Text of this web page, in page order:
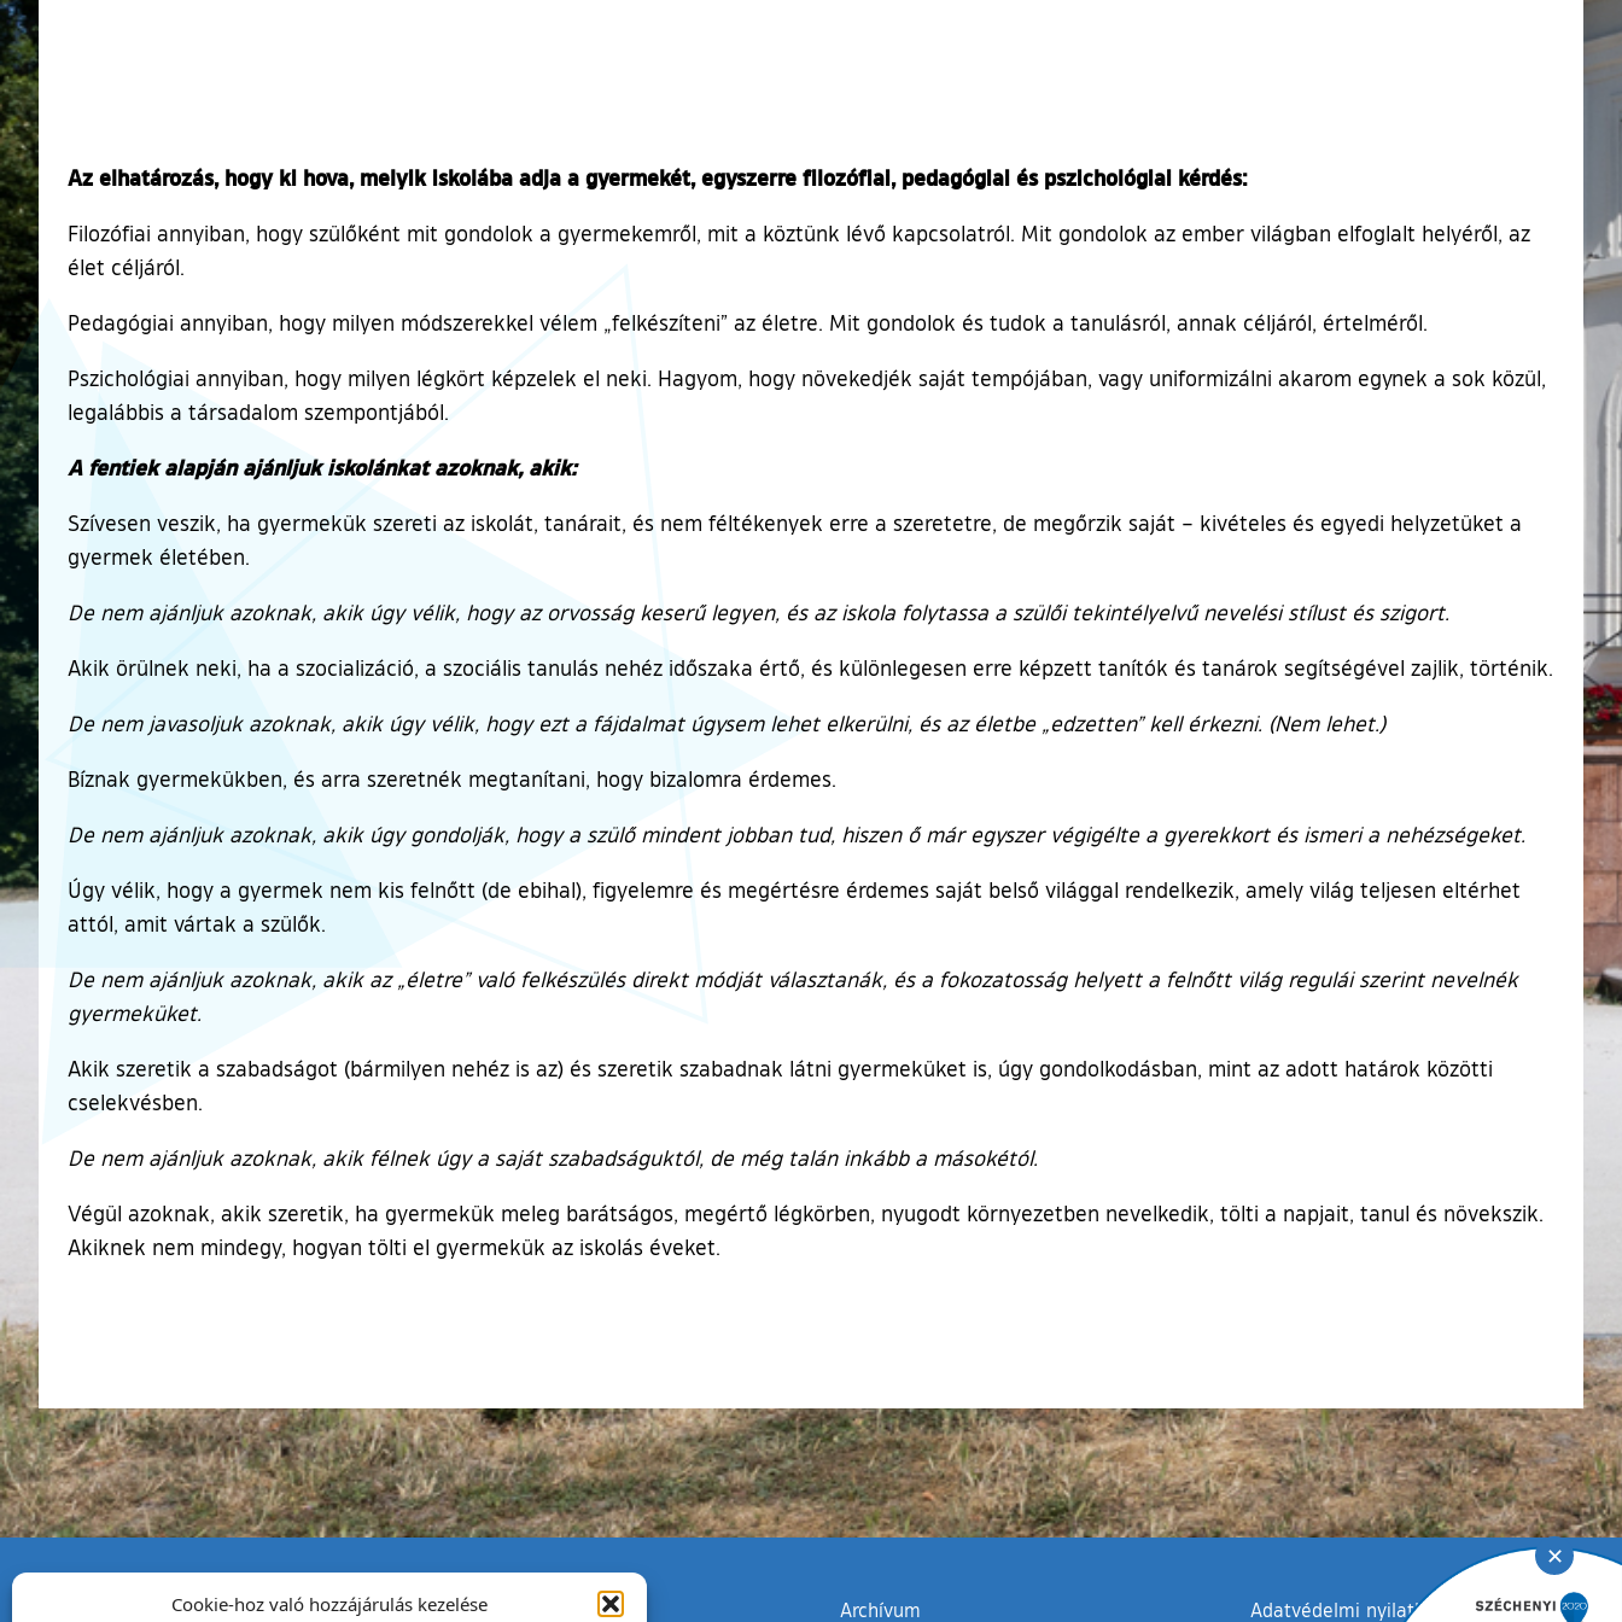
Cookie-hoz való hozzájárulás kezelése
Az elhatározás, hogy ki hova, melyik iskolába adja a gyermekét, egyszerre filozófiai, pedagógiai és pszichológiai kérdés:
Filozófiai annyiban, hogy szülőként mit gondolok a gyermekemről, mit a köztünk lévő kapcsolatról. Mit gondolok az ember világban elfoglalt helyéről, az
élet céljáról.
Pedagógiai annyiban, hogy milyen módszerekkel vélem „felkészíteni” az életre. Mit gondolok és tudok a tanulásról, annak céljáról, értelméről.
Pszichológiai annyiban, hogy milyen légkört képzelek el neki. Hagyom, hogy növekedjék saját tempójában, vagy uniformizálni akarom egynek a sok közül,
legalábbis a társadalom szempontjából.
A fentiek alapján ajánljuk iskolánkat azoknak, akik:
Szívesen veszik, ha gyermekük szereti az iskolát, tanárait, és nem féltékenyek erre a szeretetre, de megőrzik saját – kivételes és egyedi helyzetüket a
gyermek életében.
De nem ajánljuk azoknak, akik úgy vélik, hogy az orvosság keserű legyen, és az iskola folytassa a szülői tekintélyelvű nevelési stílust és szigort.
Akik örülnek neki, ha a szocializáció, a szociális tanulás nehéz időszaka értő, és különlegesen erre képzett tanítók és tanárok segítségével zajlik, történik.
De nem javasoljuk azoknak, akik úgy vélik, hogy ezt a fájdalmat úgysem lehet elkerülni, és az életbe „edzetten” kell érkezni. (Nem lehet.)
Bíznak gyermekükben, és arra szeretnék megtanítani, hogy bizalomra érdemes.
De nem ajánljuk azoknak, akik úgy gondolják, hogy a szülő mindent jobban tud, hiszen ő már egyszer végigélte a gyerekkort és ismeri a nehézségeket.
Úgy vélik, hogy a gyermek nem kis felnőtt (de ebihal), figyelemre és megértésre érdemes saját belső világgal rendelkezik, amely világ teljesen eltérhet
attól, amit vártak a szülők.
De nem ajánljuk azoknak, akik az „életre” való felkészülés direkt módját választanák, és a fokozatosság helyett a felnőtt világ regulái szerint nevelnék
gyermeküket.
Akik szeretik a szabadságot (bármilyen nehéz is az) és szeretik szabadnak látni gyermeküket is, úgy gondolkodásban, mint az adott határok közötti
cselekvésben.
De nem ajánljuk azoknak, akik félnek úgy a saját szabadságuktól, de még talán inkább a másokétól.
Végül azoknak, akik szeretik, ha gyermekük meleg barátságos, megértő légkörben, nyugodt környezetben nevelkedik, tölti a napjait, tanul és növekszik.
Akiknek nem mindegy, hogyan tölti el gyermekük az iskolás éveket.
Tata Város Önkormányzata Archívum Adatvédelmi nyilatkozat
✕